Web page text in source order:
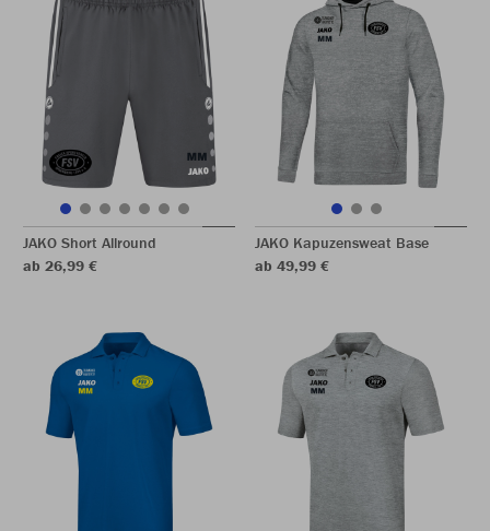
JAKO Short Allround
ab 26,99 €
JAKO Kapuzensweat Base
ab 49,99 €